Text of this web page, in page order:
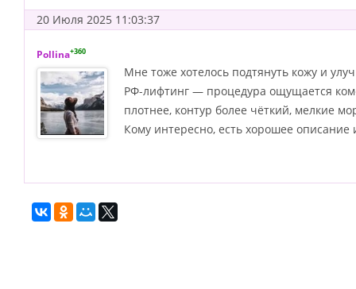
20 Июля 2025 11:03:37
Pollina+360
Мне тоже хотелось подтянуть кожу и
РФ-лифтинг — процедура ощущается
плотнее, контур более чёткий, мелкие
Кому интересно, есть хорошее